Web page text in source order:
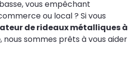
vous empêchant
ou local ? Si vous
de rideaux métalliques à
, nous sommes prêts à vous aider